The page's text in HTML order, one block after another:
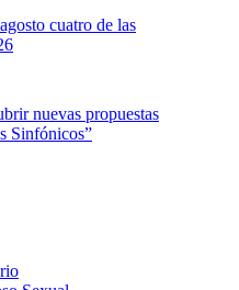
cuatro de las
nuevas propuestas
Sinfónicos”